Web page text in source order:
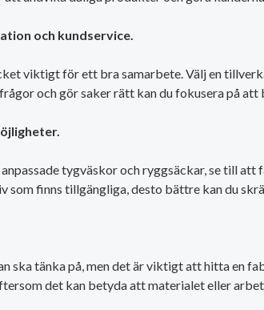
och kundservice.
viktigt för ett bra samarbete. Välj en
och gör saker rätt kan du fokusera på
tygväskor och ryggsäckar, se till
som finns tillgängliga, desto bättre kan du
ska tänka på, men det är viktigt att hitta
det kan betyda att materialet eller